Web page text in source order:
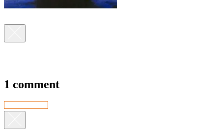
1 comment